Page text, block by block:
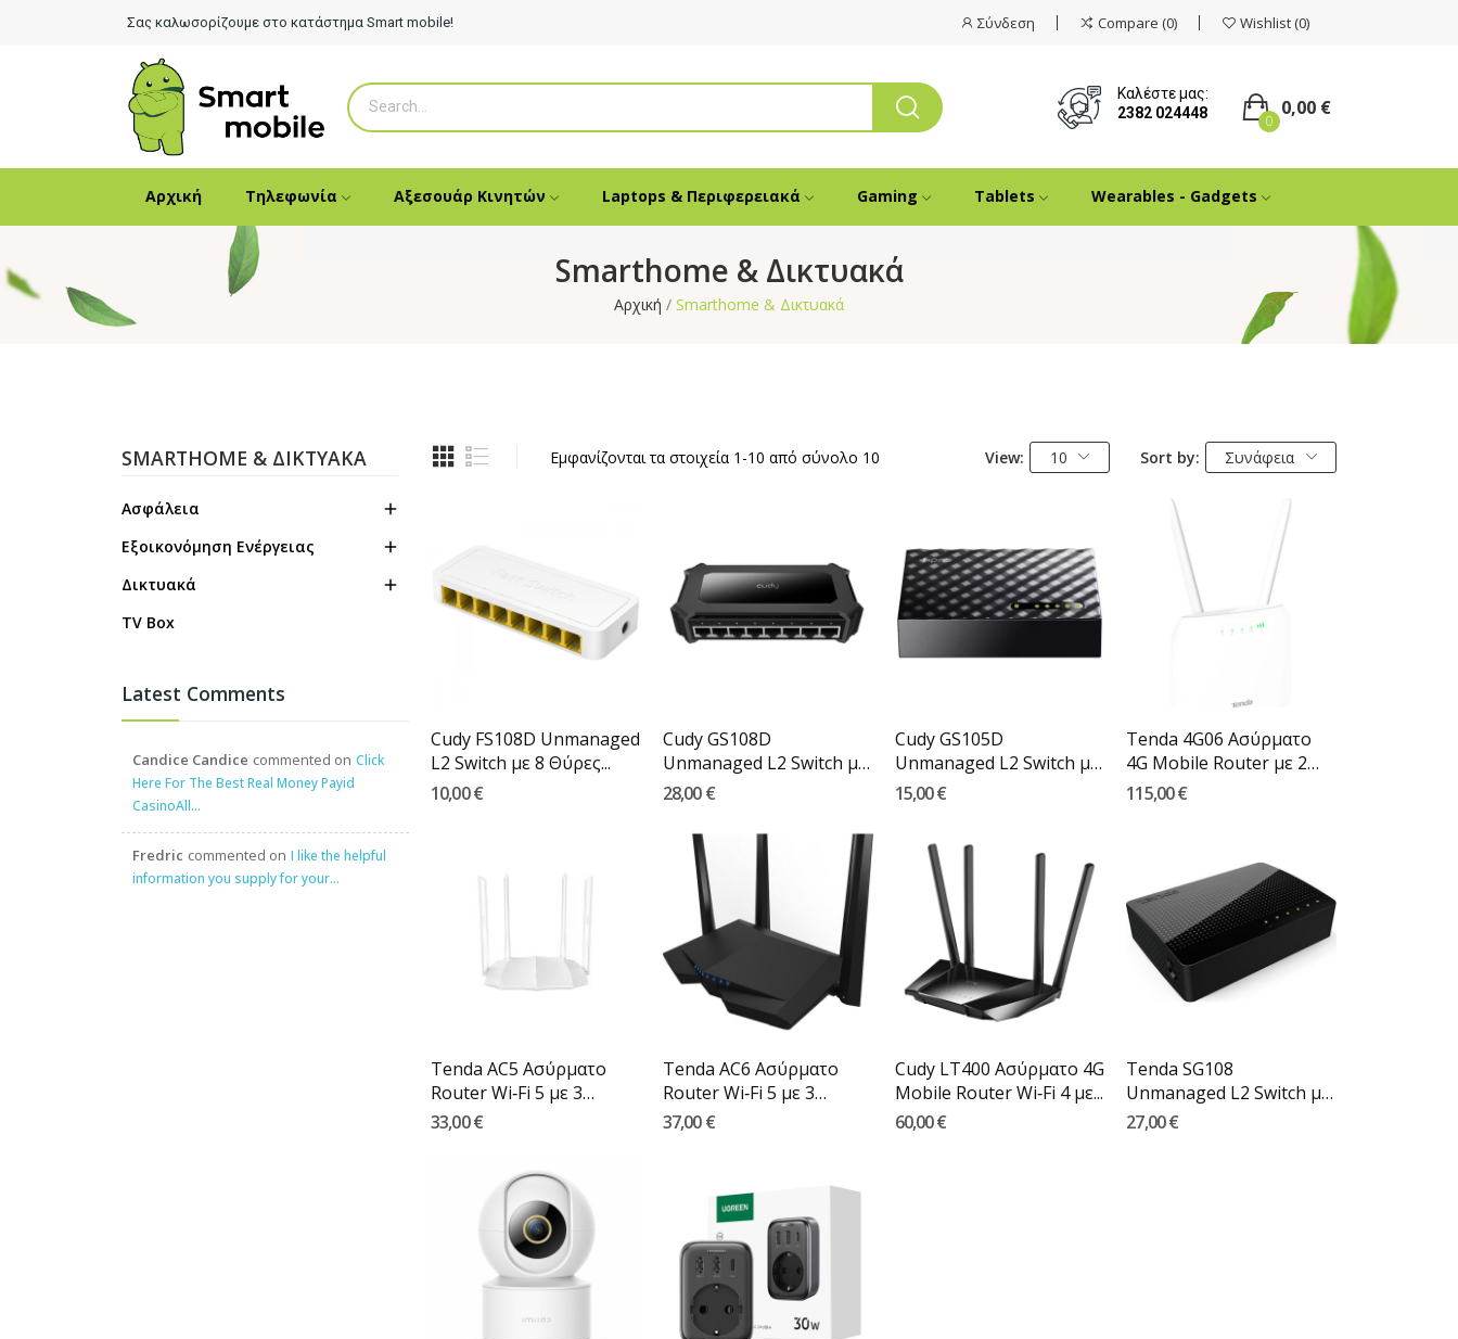
Σας καλωσορίζουμε στο κατάστημα Smart mobile! Σύνδεση Compare 0 Wishlist 0
Καλέστε μας:
2382 024448
0,00 €
0
Αρχική Τηλεφωνία Αξεσουάρ Κινητών Laptops & Περιφερειακά Gaming Tablets Wearables - Gadgets
Smarthome & Δικτυακά
Αρχική Smarthome & Δικτυακά
SMARTHOME & ΔΙΚΤΥΑΚΆ
Ασφάλεια 
Εξοικονόμηση Ενέργειας 
Δικτυακά 
TV Box
Latest Comments
Candice Candice commented on Click
Here For The Best Real Money Payid
CasinoAll...
Fredric commented on I like the helpful
information you supply for your...
Εμφανίζονται τα στοιχεία 1-10 από σύνολο 10 View: 10 Sort by: Συνάφεια
Cudy FS108D Unmanaged
L2 Switch με 8 Θύρες...
10,00 €
Cudy GS108D
Unmanaged L2 Switch με
8 Θύρες...
28,00 €
Cudy GS105D
Unmanaged L2 Switch με
5 Θύρες...
15,00 €
Tenda 4G06 Ασύρματο
4G Mobile Router με 2
Θύρες...
115,00 €
Tenda AC5 Ασύρματο
Router Wi‑Fi 5 με 3
Θύρες...
33,00 €
Tenda AC6 Ασύρματο
Router Wi‑Fi 5 με 3
Θύρες...
37,00 €
Cudy LT400 Ασύρματο 4G
Mobile Router Wi‑Fi 4 με...
60,00 €
Tenda SG108
Unmanaged L2 Switch με
8 Θύρες...
27,00 €